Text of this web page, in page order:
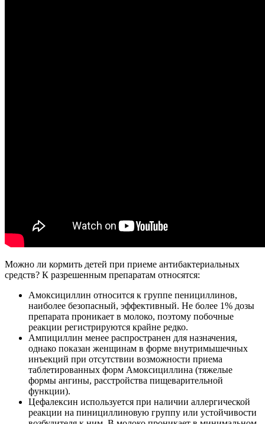
Можно ли кормить детей при приеме антибактериальных
средств? К разрешенным препаратам относятся:
Амоксициллин относится к группе пенициллинов,
наиболее безопасный, эффективный. Не более 1% дозы
препарата проникает в молоко, поэтому побочные
реакции регистрируются крайне редко.
Ампициллин менее распространен для назначения,
однако показан женщинам в форме внутримышечных
инъекций при отсутствии возможности приема
таблетированных форм Амоксициллина (тяжелые
формы ангины, расстройства пищеварительной
функции).
Цефалексин используется при наличии аллергической
реакции на пинициллиновую группу или устойчивости